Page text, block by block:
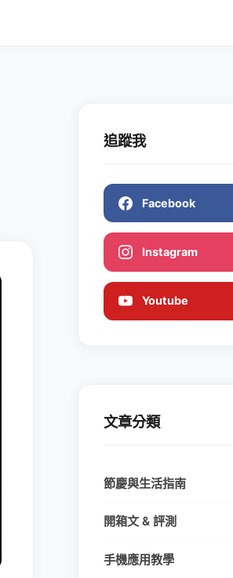
追蹤我
Facebook
Instagram
Youtube
文章分類
節慶與生活指南
開箱文 & 評測
手機應用教學